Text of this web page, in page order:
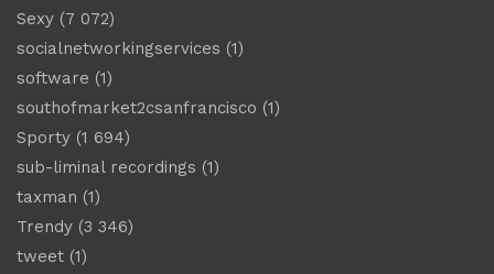
Sexy (7 072)
socialnetworkingservices (1)
software (1)
southofmarket2csanfrancisco (1)
Sporty (1 694)
sub-liminal recordings (1)
taxman (1)
Trendy (3 346)
tweet (1)